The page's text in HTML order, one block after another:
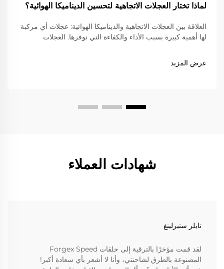
لماذا تختار العجلات الاتجاهية لتحسين الديناميكا الهوائية؟
العلاقة بين العجلات الاتجاهية والديناميكا الهوائية: عجلات أي مركبة
لها أهمية كبيرة بسبب الأداء والكفاءة التي توفرها. العجلات
عرض المزيد
شهادات العملاء
تايلر ستيرلينغ
لقد قمت مؤخرًا بالترقية إلى حلقات Forgex Speed
المصنوعة بالطرق لشاحنتي، وأنا لا أشعر بأي سعادة أكبر!